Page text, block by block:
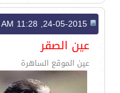
عين الصقر
عين الموقع الساهرة